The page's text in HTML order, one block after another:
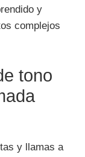
y
complejos
tono
y llamas a